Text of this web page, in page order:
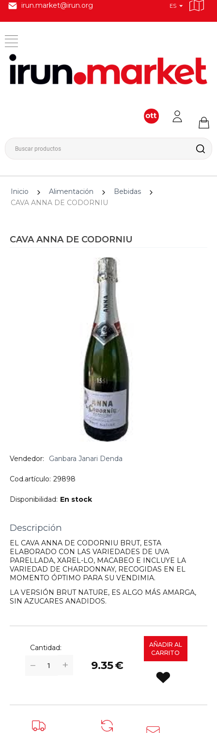
irun.market@irun.org ES
Inicio Alimentación
Bebidas
CAVA ANNA DE CODORNIU
CAVA ANNA DE CODORNIU
Vendedor: Ganbara Janari Denda
Cod.artículo: 29898
Disponibilidad: En stock
Descripción
EL CAVA ANNA DE CODORNIU BRUT, ESTA
ELABORADO CON LAS VARIEDADES DE UVA
PARELLADA, XAREL-LO, MACABEO E INCLUYE LA
VARIEDAD DE CHARDONNAY, RECOGIDAS EN EL
MOMENTO ÓPTIMO PARA SU VENDIMIA.
LA VERSIÓN BRUT NATURE, ES ALGO MÁS AMARGA,
SIN AZUCARES ANADIDOS.
Cantidad:
+
− 9.35€
AÑADIR AL
CARRITO